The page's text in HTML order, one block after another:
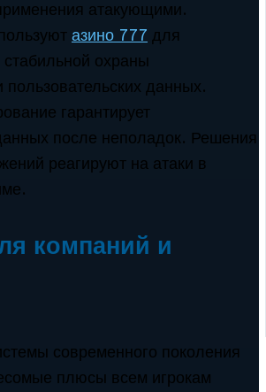
атакующими.
азино 777 для
охраны
пользовательских данных.
гарантирует
после неполадок. Решения
реагируют на атаки в
компаний и
современного поколения
плюсы всем игрокам